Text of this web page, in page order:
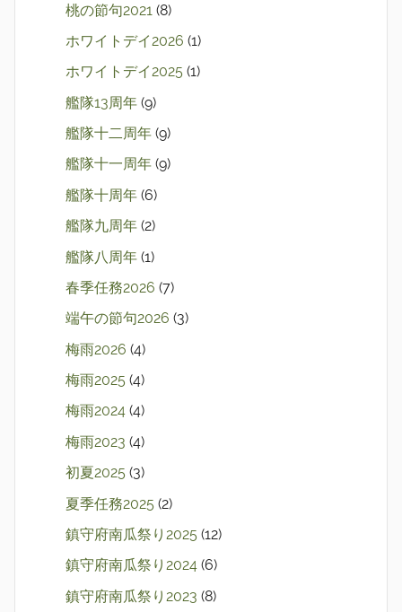
桃の節句2021 (8)
ホワイトデイ2026 (1)
ホワイトデイ2025 (1)
艦隊13周年 (9)
艦隊十二周年 (9)
艦隊十一周年 (9)
艦隊十周年 (6)
艦隊九周年 (2)
艦隊八周年 (1)
春季任務2026 (7)
端午の節句2026 (3)
梅雨2026 (4)
梅雨2025 (4)
梅雨2024 (4)
梅雨2023 (4)
初夏2025 (3)
夏季任務2025 (2)
鎮守府南瓜祭り2025 (12)
鎮守府南瓜祭り2024 (6)
鎮守府南瓜祭り2023 (8)